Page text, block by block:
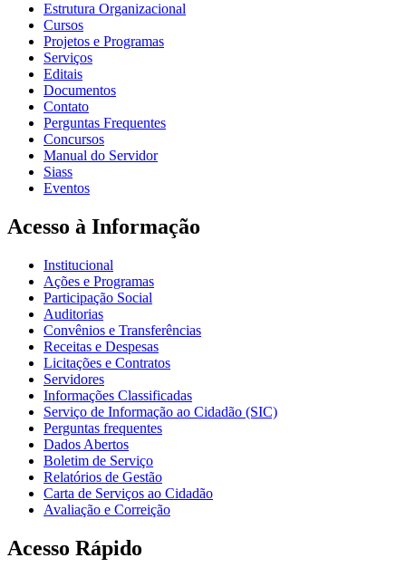
Estrutura Organizacional
Cursos
Projetos e Programas
Serviços
Editais
Documentos
Contato
Perguntas Frequentes
Concursos
Manual do Servidor
Siass
Eventos
Acesso à Informação
Institucional
Ações e Programas
Participação Social
Auditorias
Convênios e Transferências
Receitas e Despesas
Licitações e Contratos
Servidores
Informações Classificadas
Serviço de Informação ao Cidadão (SIC)
Perguntas frequentes
Dados Abertos
Boletim de Serviço
Relatórios de Gestão
Carta de Serviços ao Cidadão
Avaliação e Correição
Acesso Rápido